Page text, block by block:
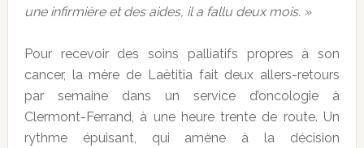
une infirmière et des aides, il a fallu deux mois. »
Pour recevoir des soins palliatifs propres à son
cancer, la mère de Laëtitia fait deux allers-retours
par semaine dans un service d’oncologie à
Clermont-Ferrand, à une heure trente de route. Un
rythme épuisant, qui amène à la décision